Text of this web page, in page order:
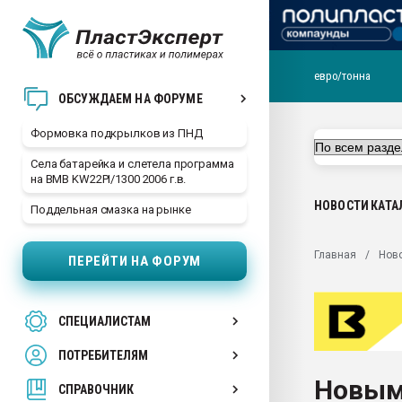
ОБСУЖДАЕМ НА ФОРУМЕ
Формовка подкрылков из ПНД
Села батарейка и слетела программа
на BMB KW22PI/1300 2006 г.в.
Поддельная смазка на рынке
ПЕРЕЙТИ НА ФОРУМ
СПЕЦИАЛИСТАМ
ПОТРЕБИТЕЛЯМ
СПРАВОЧНИК
29.07.2026 ФРП помог
Вакуум-формовочные
28.07.2026
первый план в
пластмасс
ситуацией на
евро/тонна
НОВОСТИ
Главная